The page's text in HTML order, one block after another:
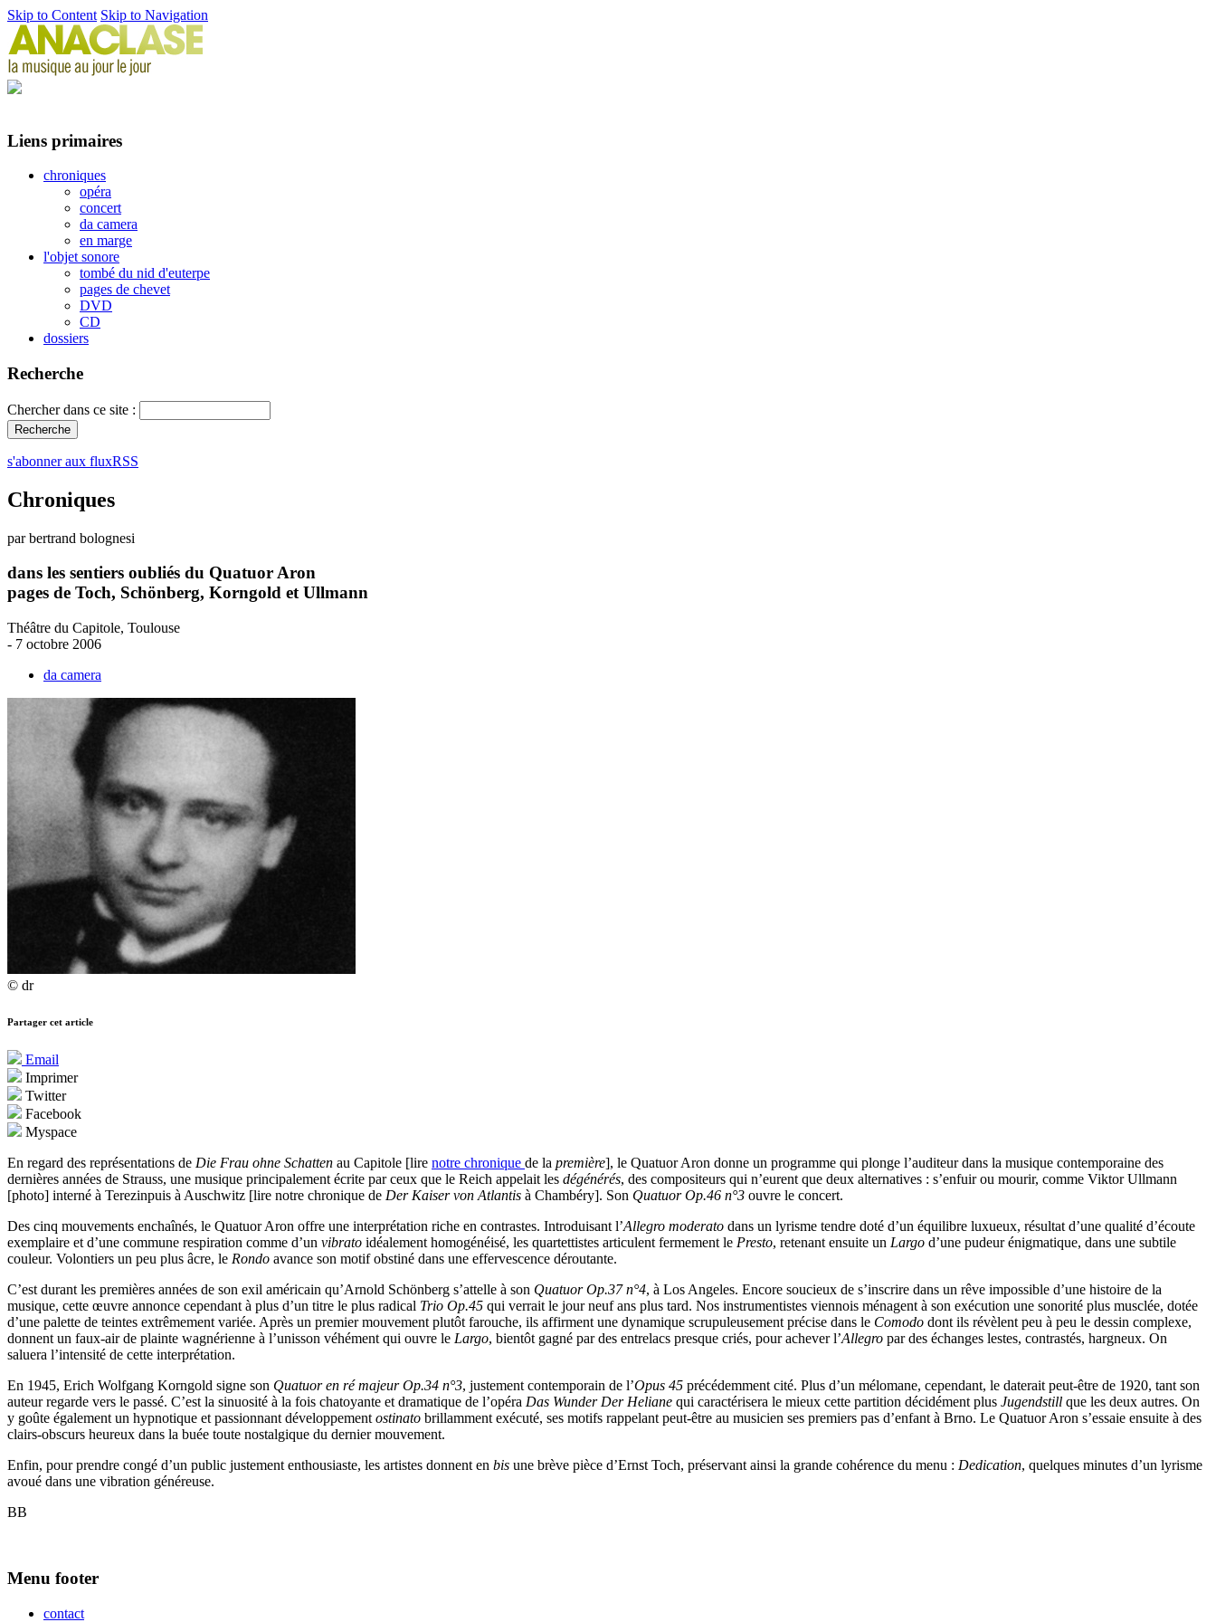
Skip to Content Skip to Navigation
Liens primaires
chroniques
opéra
concert
da camera
en marge
l'objet sonore
tombé du nid d'euterpe
pages de chevet
DVD
CD
dossiers
Recherche
Chercher dans ce site :
s'abonner aux fluxRSS
Chroniques
par bertrand bolognesi
dans les sentiers oubliés du Quatuor Aron
pages de Toch, Schönberg, Korngold et Ullmann
Théâtre du Capitole, Toulouse
- 7 octobre 2006
da camera
© dr
Partager cet article
Email
Imprimer
Twitter
Facebook
Myspace
En regard des représentations de Die Frau ohne Schatten au Capitole [lire notre chronique de la première], le Quatuor Aron donne un programme qui plonge l’auditeur dans la musique contemporaine des
dernières années de Strauss, une musique principalement écrite par ceux que le Reich appelait les dégénérés, des compositeurs qui n’eurent que deux alternatives : s’enfuir ou mourir, comme Viktor Ullmann
[photo] interné à Terezinpuis à Auschwitz [lire notre chronique de Der Kaiser von Atlantis à Chambéry]. Son Quatuor Op.46 n°3 ouvre le concert.
Des cinq mouvements enchaînés, le Quatuor Aron offre une interprétation riche en contrastes. Introduisant l’Allegro moderato dans un lyrisme tendre doté d’un équilibre luxueux, résultat d’une qualité d’écoute
exemplaire et d’une commune respiration comme d’un vibrato idéalement homogénéisé, les quartettistes articulent fermement le Presto, retenant ensuite un Largo d’une pudeur énigmatique, dans une subtile
couleur. Volontiers un peu plus âcre, le Rondo avance son motif obstiné dans une effervescence déroutante.
C’est durant les premières années de son exil américain qu’Arnold Schönberg s’attelle à son Quatuor Op.37 n°4, à Los Angeles. Encore soucieux de s’inscrire dans un rêve impossible d’une histoire de la
musique, cette œuvre annonce cependant à plus d’un titre le plus radical Trio Op.45 qui verrait le jour neuf ans plus tard. Nos instrumentistes viennois ménagent à son exécution une sonorité plus musclée, dotée
d’une palette de teintes extrêmement variée. Après un premier mouvement plutôt farouche, ils affirment une dynamique scrupuleusement précise dans le Comodo dont ils révèlent peu à peu le dessin complexe,
donnent un faux-air de plainte wagnérienne à l’unisson véhément qui ouvre le Largo, bientôt gagné par des entrelacs presque criés, pour achever l’Allegro par des échanges lestes, contrastés, hargneux. On
saluera l’intensité de cette interprétation.
En 1945, Erich Wolfgang Korngold signe son Quatuor en ré majeur Op.34 n°3, justement contemporain de l’Opus 45 précédemment cité. Plus d’un mélomane, cependant, le daterait peut-être de 1920, tant son
auteur regarde vers le passé. C’est la sinuosité à la fois chatoyante et dramatique de l’opéra Das Wunder Der Heliane qui caractérisera le mieux cette partition décidément plus Jugendstill que les deux autres. On
y goûte également un hypnotique et passionnant développement ostinato brillamment exécuté, ses motifs rappelant peut-être au musicien ses premiers pas d’enfant à Brno. Le Quatuor Aron s’essaie ensuite à des
clairs-obscurs heureux dans la buée toute nostalgique du dernier mouvement.
Enfin, pour prendre congé d’un public justement enthousiaste, les artistes donnent en bis une brève pièce d’Ernst Toch, préservant ainsi la grande cohérence du menu : Dedication, quelques minutes d’un lyrisme
avoué dans une vibration généreuse.
BB
Menu footer
contact